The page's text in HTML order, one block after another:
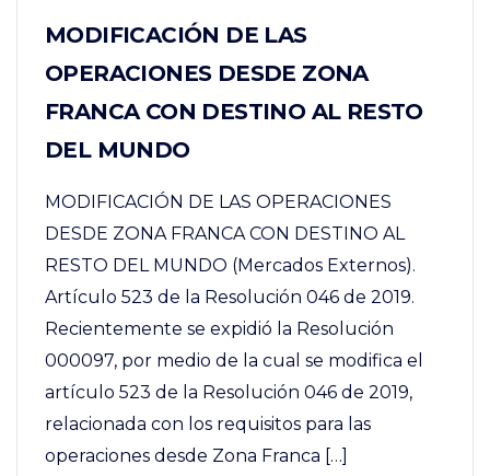
MODIFICACIÓN DE LAS
OPERACIONES DESDE ZONA
FRANCA CON DESTINO AL RESTO
DEL MUNDO
MODIFICACIÓN DE LAS OPERACIONES
DESDE ZONA FRANCA CON DESTINO AL
RESTO DEL MUNDO (Mercados Externos).
Artículo 523 de la Resolución 046 de 2019.
Recientemente se expidió la Resolución
000097, por medio de la cual se modifica el
artículo 523 de la Resolución 046 de 2019,
relacionada con los requisitos para las
operaciones desde Zona Franca […]